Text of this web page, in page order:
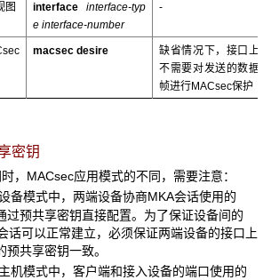
图 interface interface-typ
e interface-number
-
macsec desire
缺省情况下，接口上
不需要对发送的数据
帧进行MACsec保护
密钥
，MACsec应用模式的不同，需要注意：
模式中，两端设备协商MKA会话使用的
过预共享密钥直接配置。为了保证设备间的
话可以正常建立，必须保证两端设备的接口上
预共享密钥一致。
模式中，客户端和接入设备的端口使用的